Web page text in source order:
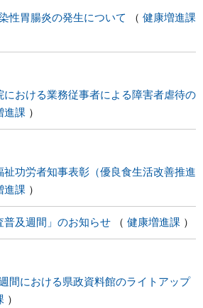
性胃腸炎の発生について 健康増進課
おける業務従事者による障害者虐待の
進課
功労者知事表彰（優良食生活改善推進
進課
及週間」のお知らせ 健康増進課
間における県政資料館のライトアップ